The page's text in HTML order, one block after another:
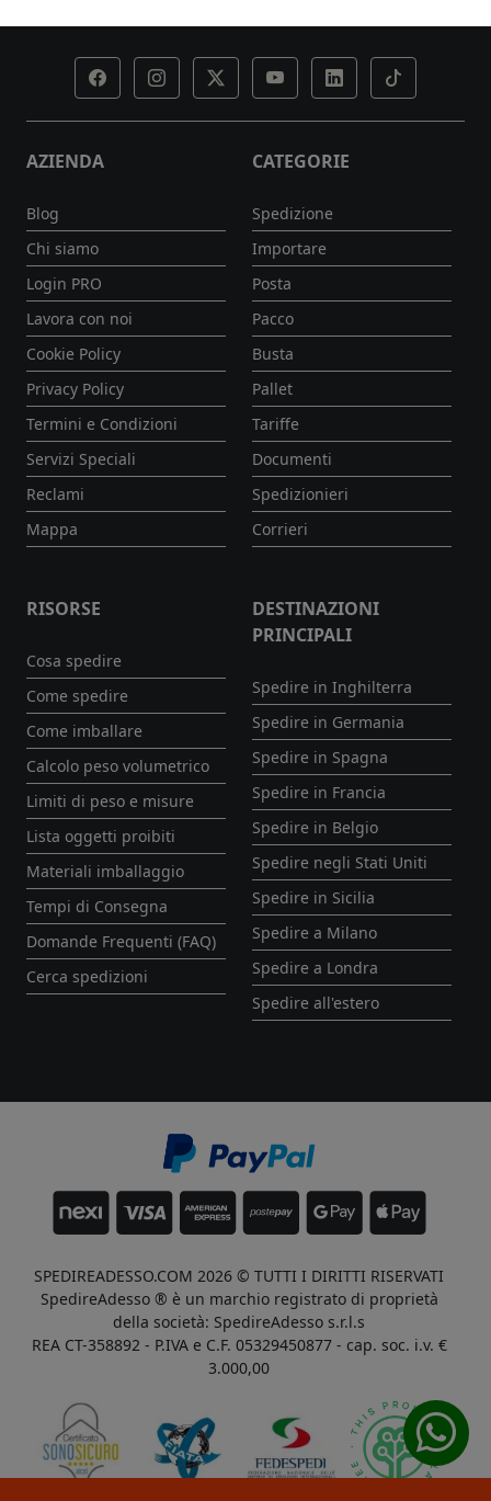
AZIENDA
Blog
Chi siamo
Login PRO
Lavora con noi
Cookie Policy
Privacy Policy
Termini e Condizioni
Servizi Speciali
Reclami
Mappa
CATEGORIE
Spedizione
Importare
Posta
Pacco
Busta
Pallet
Tariffe
Documenti
Spedizionieri
Corrieri
RISORSE
Cosa spedire
Come spedire
Come imballare
Calcolo peso volumetrico
Limiti di peso e misure
Lista oggetti proibiti
Materiali imballaggio
Tempi di Consegna
Domande Frequenti (FAQ)
Cerca spedizioni
DESTINAZIONI
PRINCIPALI
Spedire in Inghilterra
Spedire in Germania
Spedire in Spagna
Spedire in Francia
Spedire in Belgio
Spedire negli Stati Uniti
Spedire in Sicilia
Spedire a Milano
Spedire a Londra
Spedire all'estero
SPEDIREADESSO.COM 2026 © TUTTI I DIRITTI RISERVATI
SpedireAdesso ® è un marchio registrato di proprietà
della società: SpedireAdesso s.r.l.s
REA CT-358892 - P.IVA e C.F. 05329450877 - cap. soc. i.v. €
3.000,00